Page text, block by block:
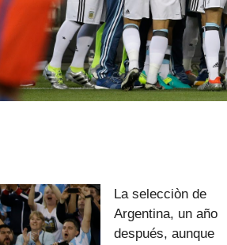
La selecciòn de
Argentina, un año
después, aunque